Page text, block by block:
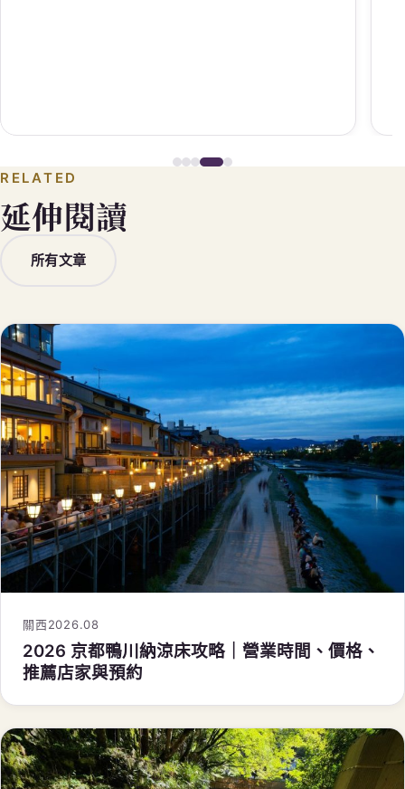
RELATED
延伸閱讀
所有文章
關西2026.08
2026 京都鴨川納涼床攻略｜營業時間、價格、
推薦店家與預約